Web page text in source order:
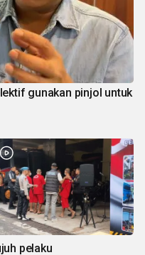
gunakan pinjol untuk
pelaku